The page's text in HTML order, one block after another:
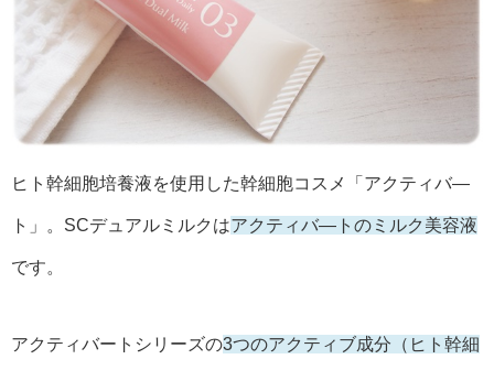
ヒト幹細胞培養液を使用した幹細胞コスメ「アクティバ―
ト」。SCデュアルミルクはアクティバ―トのミルク美容液
です。
アクティバートシリーズの3つのアクティブ成分（ヒト幹細